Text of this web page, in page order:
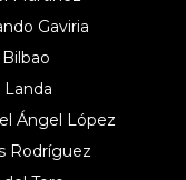
Gaviria
Landa
Ángel López
Rodríguez